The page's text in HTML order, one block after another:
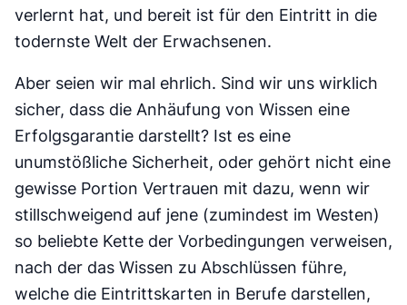
verlernt hat, und bereit ist für den Eintritt in die
todernste Welt der Erwachsenen.
Aber seien wir mal ehrlich. Sind wir uns wirklich
sicher, dass die Anhäufung von Wissen eine
Erfolgsgarantie darstellt? Ist es eine
unumstößliche Sicherheit, oder gehört nicht eine
gewisse Portion Vertrauen mit dazu, wenn wir
stillschweigend auf jene (zumindest im Westen)
so beliebte Kette der Vorbedingungen verweisen,
nach der das Wissen zu Abschlüssen führe,
welche die Eintrittskarten in Berufe darstellen,